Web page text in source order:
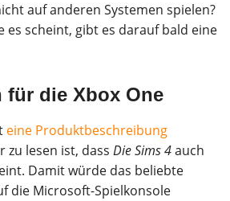
auf anderen Systemen spielen?
es scheint, gibt es darauf bald eine
für die Xbox One
eine Produktbeschreibung
zu lesen ist, dass Die Sims 4auch
Damit würde das beliebte
die Microsoft-Spielkonsole